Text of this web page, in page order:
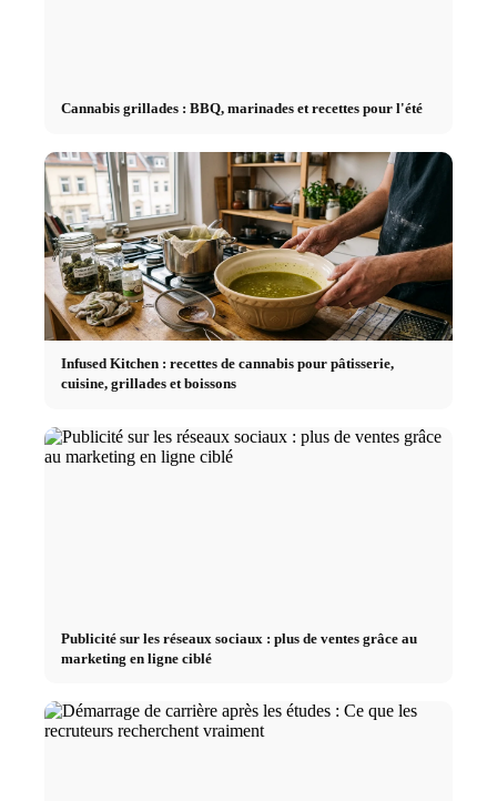
Cannabis grillades : BBQ, marinades et recettes pour l'été
Infused Kitchen : recettes de cannabis pour pâtisserie,
cuisine, grillades et boissons
Publicité sur les réseaux sociaux : plus de ventes grâce au
marketing en ligne ciblé